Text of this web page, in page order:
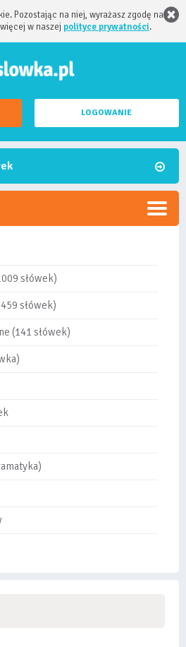
Pozostając na niej, wyrażasz zgodę na
w naszej polityce prywatności.
LOGOWANIE
słówek)
słówek)
(141 słówek)